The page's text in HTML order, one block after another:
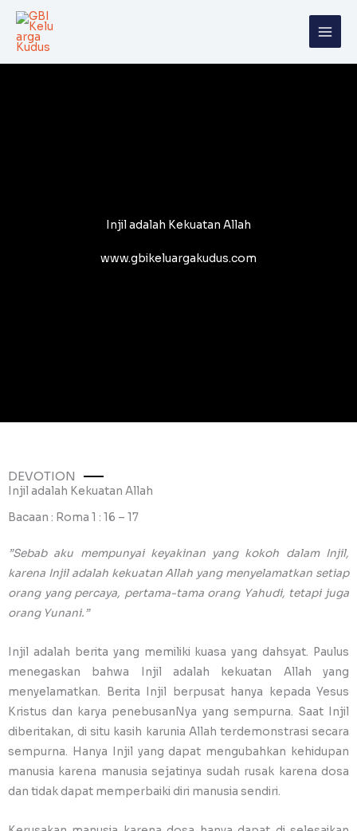
Skip
content
Injil adalah Kekuatan Allah
www.gbikeluargakudus.com
DEVOTION
Injil adalah Kekuatan Allah
Bacaan : Roma 1 : 16 – 17
”Sebab aku mempunyai keyakinan yang kokoh dalam Injil,
karena Injil adalah kekuatan Allah yang menyelamatkan setiap
orang yang percaya, pertama-tama orang Yahudi, tetapi juga
orang Yunani.”
Injil adalah berita yang memiliki kuasa yang dahsyat. Paulus
menegaskan bahwa Injil adalah kekuatan Allah yang
menyelamatkan. Berita Injil berpusat hanya kepada Yesus
Kristus dan karya penebusanNya yang sempurna. Saat Injil
diberitakan, di situ kasih karunia Allah terdemonstrasi secara
sempurna. Hanya Injil yang dapat mengubahkan kehidupan
manusia karena manusia sejatinya sudah rusak karena dosa
dan tidak dapat memperbaiki diri manusia sendiri.